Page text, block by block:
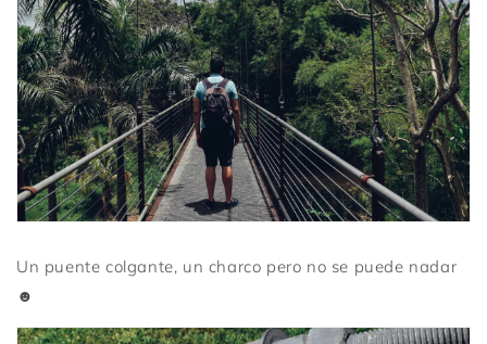
Un puente colgante, un charco pero no se puede nadar
☻